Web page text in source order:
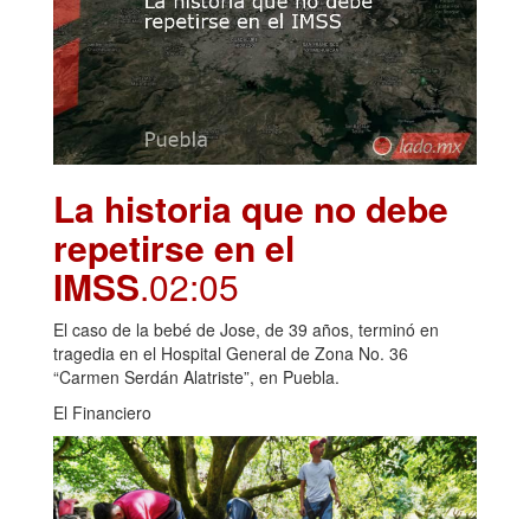
La historia que no debe
repetirse en el
IMSS.02:05
El caso de la bebé de Jose, de 39 años, terminó en
tragedia en el Hospital General de Zona No. 36
“Carmen Serdán Alatriste”, en Puebla.
El Financiero